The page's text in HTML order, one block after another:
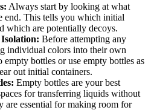
Always start by looking at what
end. This tells you which initial
which are potentially decoys.
Before attempting any
individual colors into their own
bottles or use empty bottles as
out initial containers.
Empty bottles are your best
for transferring liquids without
are essential for making room for